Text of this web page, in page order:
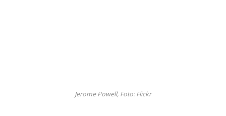
Jerome Powell, Foto: Flickr